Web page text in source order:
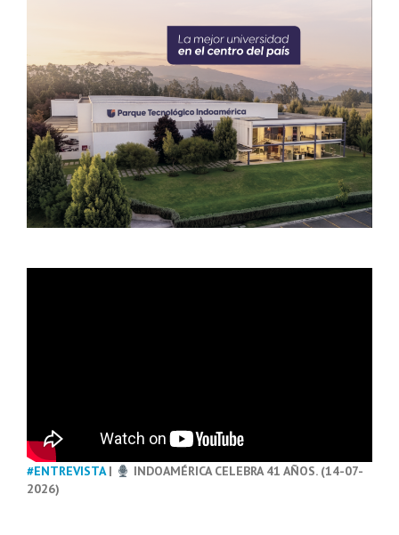
#ENTREVISTA|
INDOAMÉRICA CELEBRA 41 AÑOS. (14-07-
2026)